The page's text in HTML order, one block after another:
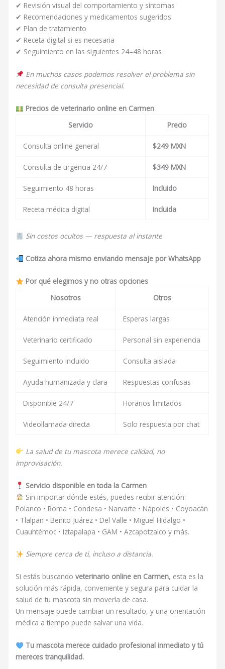
✔ Revisión visual del comportamiento y síntomas
✔ Recomendaciones y medicamentos sugeridos
✔ Plan de tratamiento
✔ Receta digital si es necesaria
✔ Seguimiento en las siguientes 24–48 horas
En muchos casos podemos resolver el problema sin
necesidad de consulta presencial.
Precios de veterinario online en Carmen
Servicio
Precio
Consulta online general $249 MXN
Consulta de urgencia 24/7 $349 MXN
Seguimiento 48 horas Incluido
Receta médica digital Incluida
Sin costos ocultos — respuesta al instante
Cotiza ahora mismo enviando mensaje por WhatsApp
Por qué elegirnos y no otras opciones
Nosotros
Otros
Atención inmediata real Esperas largas
Veterinario certificado Personal sin experiencia
Seguimiento incluido Consulta aislada
Ayuda humanizada y clara Respuestas confusas
Disponible 24/7 Horarios limitados
Videollamada directa Solo respuesta por chat
La salud de tu mascota merece calidad, no
improvisación.
Servicio disponible en toda la Carmen
Sin importar dónde estés, puedes recibir atención:
Polanco • Roma • Condesa • Narvarte • Nápoles • Coyoacán
• Tlalpan • Benito Juárez • Del Valle • Miguel Hidalgo •
Cuauhtémoc • Iztapalapa • GAM • Azcapotzalco y más.
Siempre cerca de ti, incluso a distancia.
Si estás buscandoveterinario online en Carmen, esta es la
solución más rápida, conveniente y segura para cuidar la
salud de tu mascota sin moverla de casa.
Un mensaje puede cambiar un resultado, y una orientación
médica a tiempo puede salvar una vida.
Tu mascota merece cuidado profesional inmediato y tú
mereces tranquilidad.